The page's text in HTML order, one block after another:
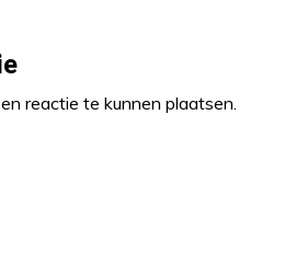
reactie te kunnen plaatsen.